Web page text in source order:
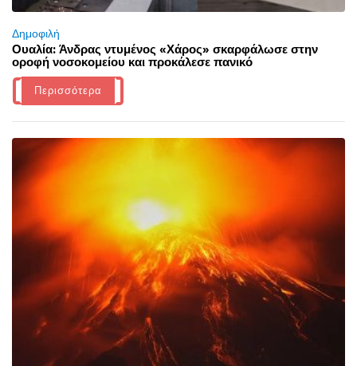
Δημοφιλή
Ουαλία: Άνδρας ντυμένος «Χάρος» σκαρφάλωσε στην
οροφή νοσοκομείου και προκάλεσε πανικό
Περισσότερα